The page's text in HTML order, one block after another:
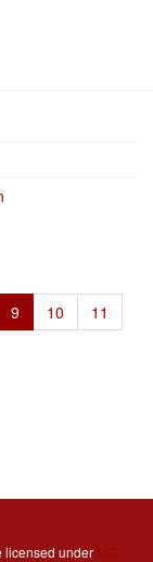
9 10 11
licensed under